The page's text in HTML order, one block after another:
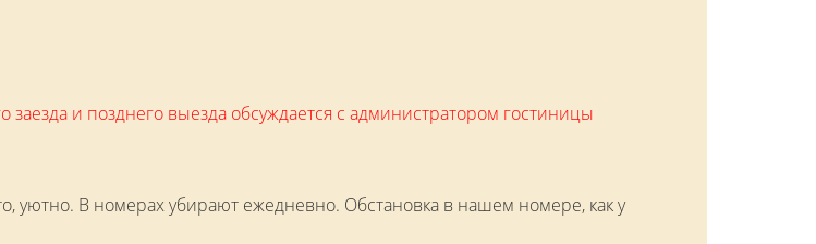
и позднего выезда обсуждается с администратором гостиницы
уютно. В номерах убирают ежедневно. Обстановка в нашем номере, как у